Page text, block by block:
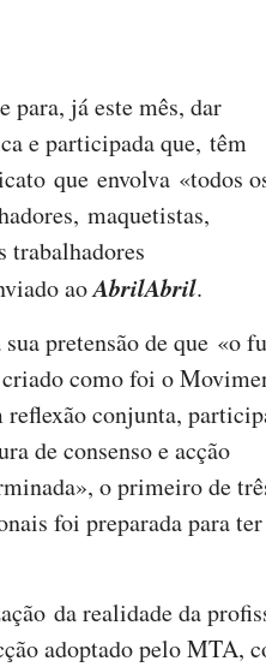
para, já este mês, dar
e participada que, têm
que envolva «todos
maquetistas,
trabalhadores
aoAbrilAbril.
pretensão de que «o
como foi o
reflexão conjunta,
de consenso e acção
o primeiro de
foi preparada para
da realidade da
adoptado pelo MTA,